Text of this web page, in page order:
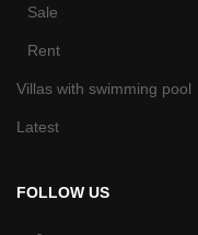
Sale
Rent
Villas with swimming pool
Latest
FOLLOW US